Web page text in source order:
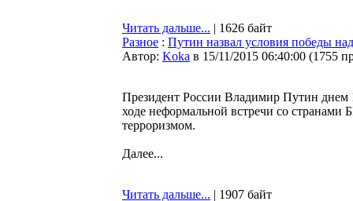
Читать дальше... | 1626 байт
Разное : Путин назвал условия победы
Автор: Koka в 15/11/2015 06:40:00 (1755
Президент России Владимир Путин днем
ходе неформальной встречи со странами
терроризмом.
Далее...
Читать дальше... | 1907 байт